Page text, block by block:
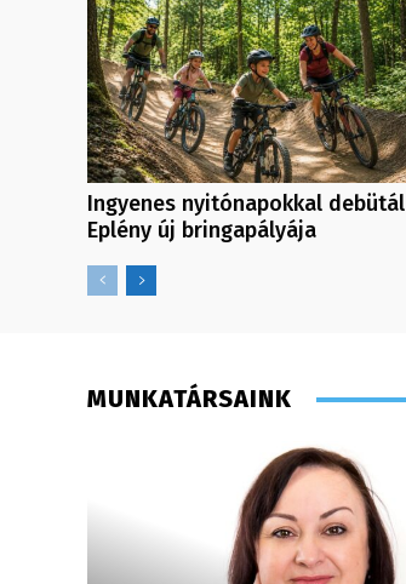
Ingyenes nyitónapokkal debütál
Eplény új bringapályája
MUNKATÁRSAINK